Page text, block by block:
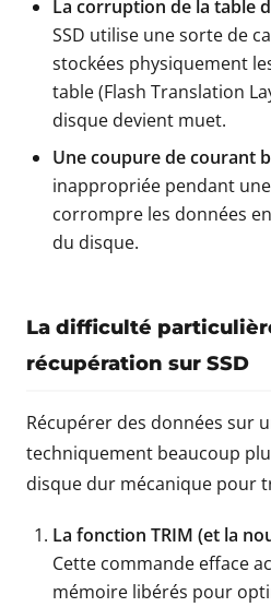
La corruption de la table
SSD utilise une sorte de
stockées physiquement
table (Flash Translation
disque devient muet.
Une coupure de courant
inappropriée pendant
corrompre les données
du disque.
La difficulté
récupération sur SSD
Récupérer des données sur
techniquement beaucoup
disque dur mécanique pour
La fonction TRIM (et la
Cette commande efface
mémoire libérés pour